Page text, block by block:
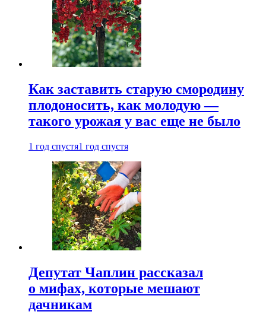
Как заставить старую смородину
плодоносить, как молодую —
такого урожая у вас еще не было
1 год спустя1 год спустя
Депутат Чаплин рассказал
о мифах, которые мешают
дачникам